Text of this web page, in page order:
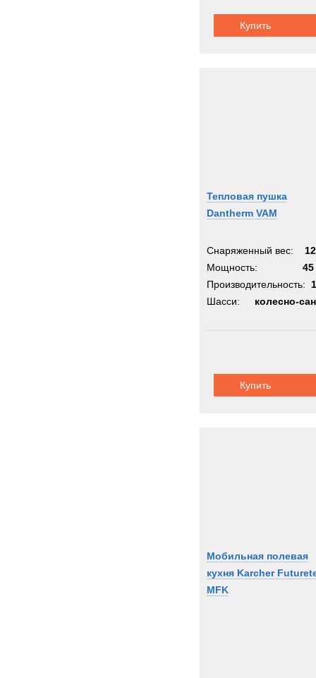
Купить
Тепловая пушка
Dantherm VAM
Снаряженный вес:
Мощность:
45
Производительность:
Шасси:
колесно-
Купить
Мобильная полевая
кухня Karcher
MFK